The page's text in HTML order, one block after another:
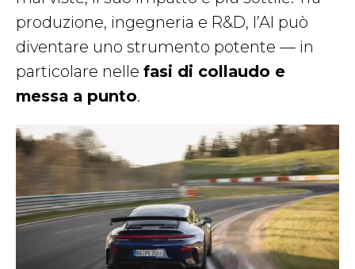
produzione, ingegneria e R&D, l’AI può
diventare uno strumento potente — in
particolare nelle fasi di collaudo e
messa a punto.